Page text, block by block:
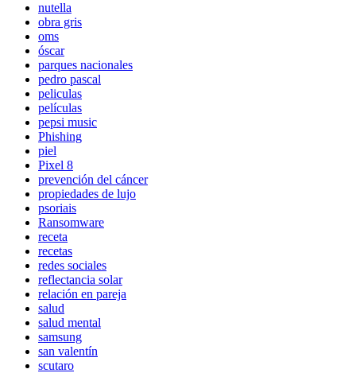
nutella
obra gris
oms
óscar
parques nacionales
pedro pascal
peliculas
películas
pepsi music
Phishing
piel
Pixel 8
prevención del cáncer
propiedades de lujo
psoriais
Ransomware
receta
recetas
redes sociales
reflectancia solar
relación en pareja
salud
salud mental
samsung
san valentín
scutaro